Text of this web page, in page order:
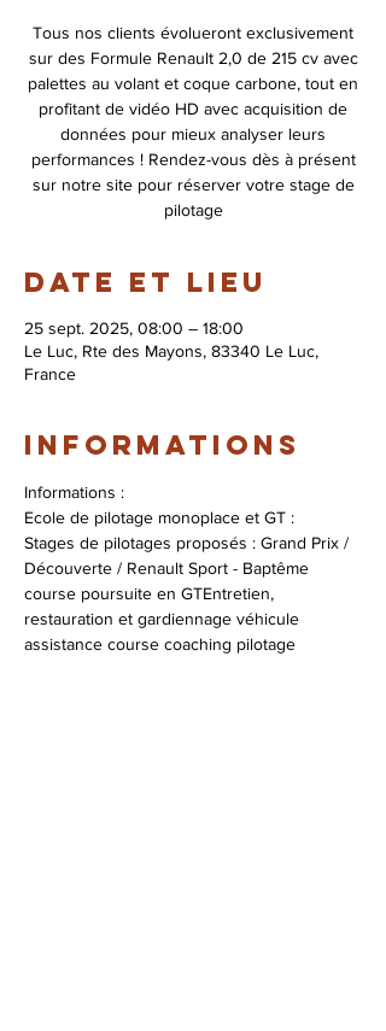
Tous nos clients évolueront exclusivement
sur des Formule Renault 2,0 de 215 cv avec
palettes au volant et coque carbone, tout en
profitant de vidéo HD avec acquisition de
données pour mieux analyser leurs
performances ! Rendez-vous dès à présent
sur notre site pour réserver votre stage de
pilotage
Date et lieu
25 sept. 2025, 08:00 – 18:00
Le Luc, Rte des Mayons, 83340 Le Luc,
France
Informations
Informations :
Ecole de pilotage monoplace et GT :
Stages de pilotages proposés : Grand Prix /
Découverte / Renault Sport - Baptême
course poursuite en GTEntretien,
restauration et gardiennage véhicule
assistance course coaching pilotage